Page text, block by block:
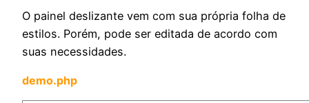
O painel deslizante vem com sua própria folha de
estilos. Porém, pode ser editada de acordo com
suas necessidades.
demo.php